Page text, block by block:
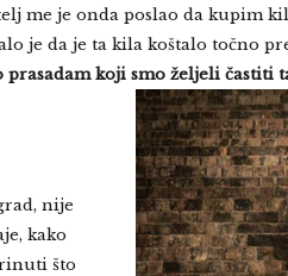
me je onda poslao da kupim
je da je ta kila koštalo točno
koji smo željeli častiti
nije
kako
što